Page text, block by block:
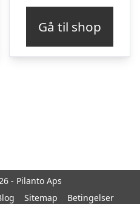
Gå til shop
- Pilanto Aps
Sitemap Betingelser